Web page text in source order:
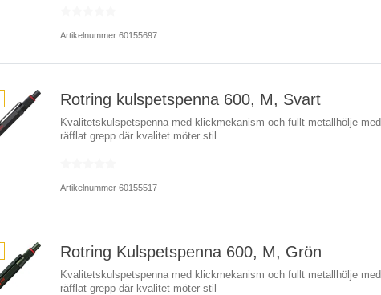
Artikelnummer 60155697
Rotring kulspetspenna 600, M, Svart
Kvalitetskulspetspenna med klickmekanism och fullt metallhölje med
räfflat grepp där kvalitet möter stil
Artikelnummer 60155517
Rotring Kulspetspenna 600, M, Grön
Kvalitetskulspetspenna med klickmekanism och fullt metallhölje med
räfflat grepp där kvalitet möter stil